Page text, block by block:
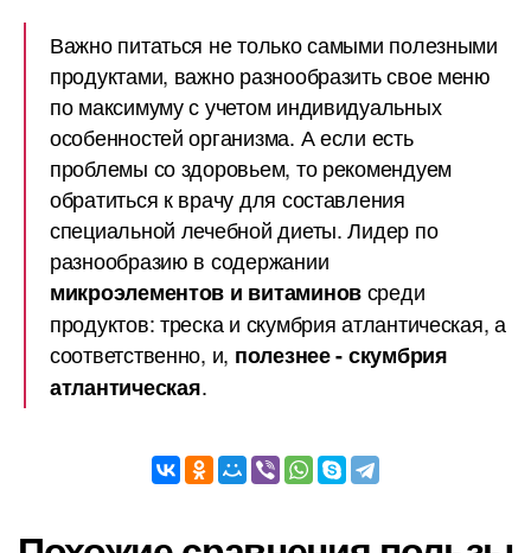
Важно питаться не только самыми полезными
продуктами, важно разнообразить свое меню
по максимуму с учетом индивидуальных
особенностей организма. А если есть
проблемы со здоровьем, то рекомендуем
обратиться к врачу для составления
специальной лечебной диеты. Лидер по
разнообразию в содержании
микроэлементов и витаминовсреди
продуктов: треска и скумбрия атлантическая, а
соответственно, и, полезнее - скумбрия
атлантическая.